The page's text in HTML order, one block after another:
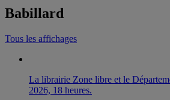
Babillard
Tous les affichages
La librairie Zone libre et le
2026, 18 heures.